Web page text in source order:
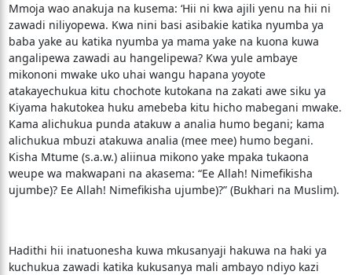
Mmoja wao anakuja na kusema: ‘Hii ni kwa ajili yenu na hii ni
zawadi niliyopewa. Kwa nini basi asibakie katika nyumba ya
baba yake au katika nyumba ya mama yake na kuona kuwa
angalipewa zawadi au hangelipewa? Kwa yule ambaye
mikononi mwake uko uhai wangu hapana yoyote
atakayechukua kitu chochote kutokana na zakati awe siku ya
Kiyama hakutokea huku amebeba kitu hicho mabegani mwake.
Kama alichukua punda atakuw a analia humo begani; kama
alichukua mbuzi atakuwa analia (mee mee) humo begani.
Kisha Mtume (s.a.w.) aliinua mikono yake mpaka tukaona
weupe wa makwapani na akasema: “Ee Allah! Nimefikisha
ujumbe)? Ee Allah! Nimefikisha ujumbe)?” (Bukhari na Muslim).
Hadithi hii inatuonesha kuwa mkusanyaji hakuwa na haki ya
kuchukua zawadi katika kukusanya mali ambayo ndiyo kazi